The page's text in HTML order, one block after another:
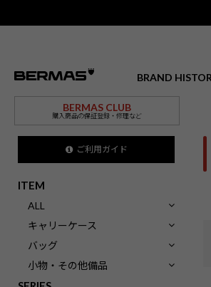
BRAND
BERMAS CLUB
購入商品の保証登録・修理など
ご利用ガイド
ITEM
ALL
キャリーケース
バッグ
小物・その他備品